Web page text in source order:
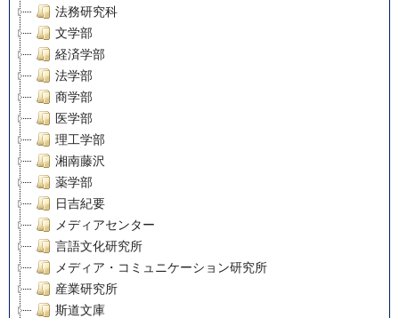
法務研究科
文学部
経済学部
法学部
商学部
医学部
理工学部
湘南藤沢
薬学部
日吉紀要
メディアセンター
言語文化研究所
メディア・コミュニケーション研究所
産業研究所
斯道文庫